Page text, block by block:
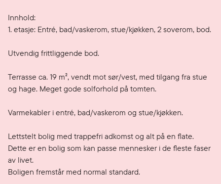
Innhold:
1. etasje: Entré, bad/vaskerom, stue/kjøkken, 2 soverom, bod.
Utvendig frittliggende bod.
Terrasse ca. 19 m², vendt mot sør/vest, med tilgang fra stue
og hage. Meget gode solforhold på tomten.
Varmekabler i entré, bad/vaskerom og stue/kjøkken.
Lettstelt bolig med trappefri adkomst og alt på en flate.
Dette er en bolig som kan passe mennesker i de fleste faser
av livet.
Boligen fremstår med normal standard.